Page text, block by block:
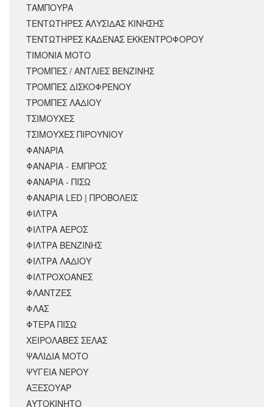
ΤΑΜΠΟΥΡΑ
ΤΕΝΤΩΤΗΡΕΣ ΑΛΥΣΙΔΑΣ ΚΙΝΗΣΗΣ
ΤΕΝΤΩΤΗΡΕΣ ΚΑΔΕΝΑΣ ΕΚΚΕΝΤΡΟΦΟΡΟΥ
ΤΙΜΟΝΙΑ ΜΟΤΟ
ΤΡΟΜΠΕΣ / ΑΝΤΛΙΕΣ ΒΕΝΖΙΝΗΣ
ΤΡΟΜΠΕΣ ΔΙΣΚΟΦΡΕΝΟΥ
ΤΡΟΜΠΕΣ ΛΑΔΙΟΥ
ΤΣΙΜΟΥΧΕΣ
ΤΣΙΜΟΥΧΕΣ ΠΙΡΟΥΝΙΟΥ
ΦΑΝΑΡΙΑ
ΦΑΝΑΡΙΑ - ΕΜΠΡΟΣ
ΦΑΝΑΡΙΑ - ΠΙΣΩ
ΦΑΝΑΡΙΑ LED | ΠΡΟΒΟΛΕΙΣ
ΦΙΛΤΡΑ
ΦΙΛΤΡΑ ΑΕΡΟΣ
ΦΙΛΤΡΑ ΒΕΝΖΙΝΗΣ
ΦΙΛΤΡΑ ΛΑΔΙΟΥ
ΦΙΛΤΡΟΧΟΑΝΕΣ
ΦΛΑΝΤΖΕΣ
ΦΛΑΣ
ΦΤΕΡΑ ΠΙΣΩ
ΧΕΙΡΟΛΑΒΕΣ ΣΕΛΑΣ
ΨΑΛΙΔΙΑ ΜΟΤΟ
ΨΥΓΕΙΑ ΝΕΡΟΥ
ΑΞΕΣΟΥΆΡ
ΑΥΤΟΚΙΝΗΤΟ